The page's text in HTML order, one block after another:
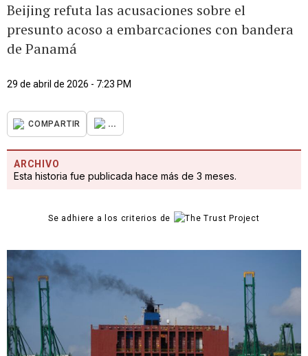
Beijing refuta las acusaciones sobre el
presunto acoso a embarcaciones con bandera
de Panamá
29 de abril de 2026 - 7:23 PM
COMPARTIR ...
ARCHIVO
Esta historia fue publicada hace más de 3 meses.
Se adhiere a los criterios de